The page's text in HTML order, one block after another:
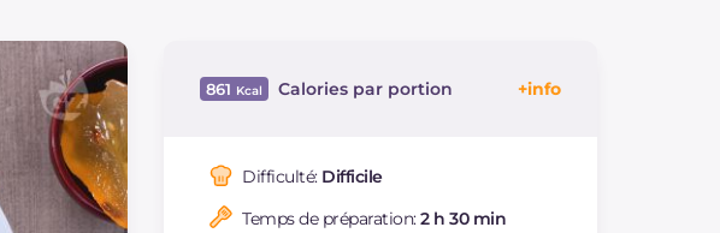
861 Calories par portion
Dont sucres
Protéine g
Difficulté: Difficile
Temps de préparation:2 h 30 min